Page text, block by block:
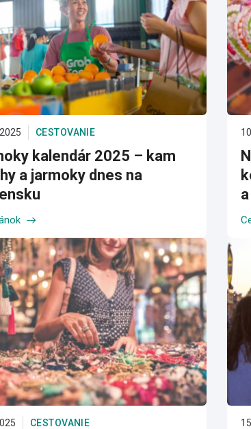
CESTOVANIE
kalendár 2025 – kam
a jarmoky dnes na
CESTOVANIE